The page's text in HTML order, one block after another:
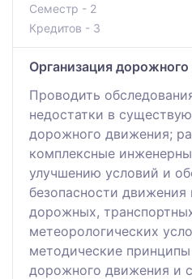
Семестр - 2
Кредитов - 3
Организация
Проводить
недостатки в
дорожного движения;
комплексные
улучшению условий и
безопасности движения
дорожных,
метеорологических
методические
дорожного движения и